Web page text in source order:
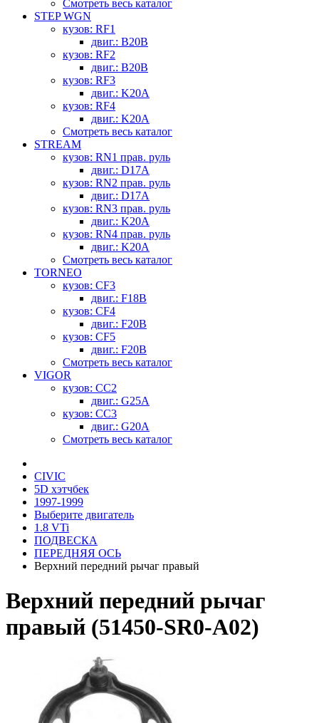
Смотреть весь каталог
STEP WGN
кузов: RF1
двиг.: B20B
кузов: RF2
двиг.: B20B
кузов: RF3
двиг.: K20A
кузов: RF4
двиг.: K20A
Смотреть весь каталог
STREAM
кузов: RN1 прав. руль
двиг.: D17A
кузов: RN2 прав. руль
двиг.: D17A
кузов: RN3 прав. руль
двиг.: K20A
кузов: RN4 прав. руль
двиг.: K20A
Смотреть весь каталог
TORNEO
кузов: CF3
двиг.: F18B
кузов: CF4
двиг.: F20B
кузов: CF5
двиг.: F20B
Смотреть весь каталог
VIGOR
кузов: CC2
двиг.: G25A
кузов: CC3
двиг.: G20A
Смотреть весь каталог
CIVIC
5D хэтчбек
1997-1999
Выберите двигатель
1.8 VTi
ПОДВЕСКА
ПЕРЕДНЯЯ ОСЬ
Верхний передний рычаг правый
Верхний передний рычаг
правый (51450-SR0-A02)